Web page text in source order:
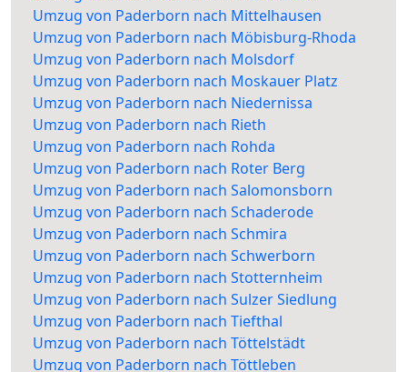
Umzug von Paderborn nach Mittelhausen
Umzug von Paderborn nach Möbisburg-Rhoda
Umzug von Paderborn nach Molsdorf
Umzug von Paderborn nach Moskauer Platz
Umzug von Paderborn nach Niedernissa
Umzug von Paderborn nach Rieth
Umzug von Paderborn nach Rohda
Umzug von Paderborn nach Roter Berg
Umzug von Paderborn nach Salomonsborn
Umzug von Paderborn nach Schaderode
Umzug von Paderborn nach Schmira
Umzug von Paderborn nach Schwerborn
Umzug von Paderborn nach Stotternheim
Umzug von Paderborn nach Sulzer Siedlung
Umzug von Paderborn nach Tiefthal
Umzug von Paderborn nach Töttelstädt
Umzug von Paderborn nach Töttleben